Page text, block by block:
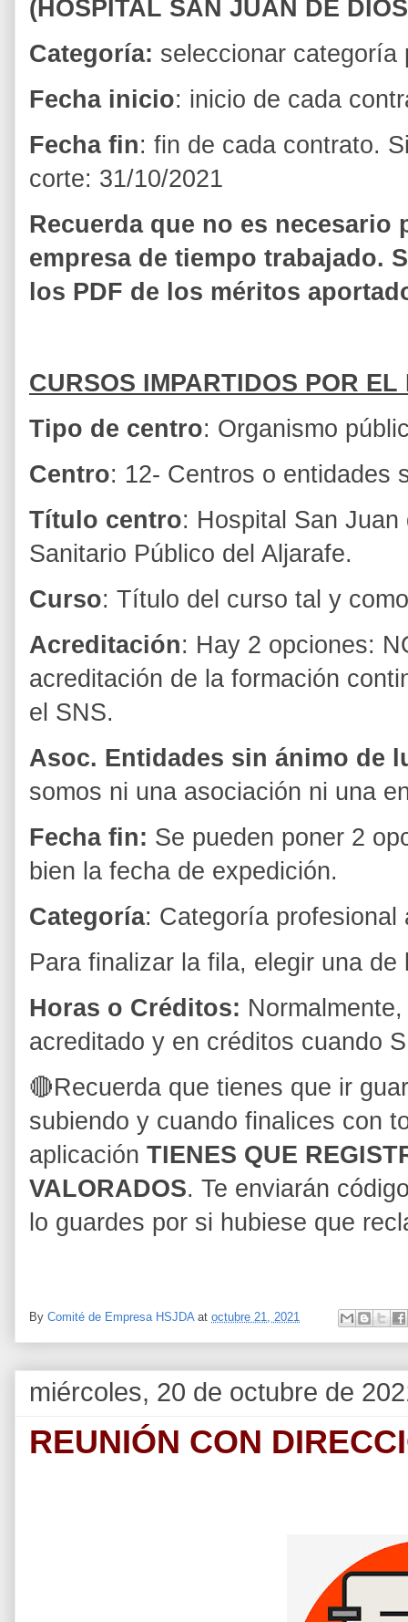
(HOSPITAL SAN JUAN DE
Categoría: seleccionar categoría
Fecha inicio: inicio de cada
Fecha fin: fin de cada contrato.
corte: 31/10/2021
Recuerda que no es
empresa de tiempo trabajado.
los PDF de los méritos
CURSOS IMPARTIDOS POR EL
Tipo de centro: Organismo
Centro: 12- Centros o entidades
Título centro: Hospital San
Sanitario Público del Aljarafe.
Curso: Título del curso tal y
Acreditación: Hay 2 opciones:
acreditación de la formación
el SNS.
Asoc. Entidades sin ánimo de
somos ni una asociación ni una
Fecha fin: Se pueden poner 2
bien la fecha de expedición.
Categoría: Categoría profesional
Para finalizar la fila, elegir una de
Horas o Créditos:
acreditado y en créditos cuando
🔴Recuerda que tienes que ir
subiendo y cuando finalices con
aplicación TIENES QUE
VALORADOS. Te enviarán
lo guardes por si hubiese que
By Comité de Empresa HSJDA at octubre 21, 2021
miércoles, 20 de octubre de
REUNIÓN CON